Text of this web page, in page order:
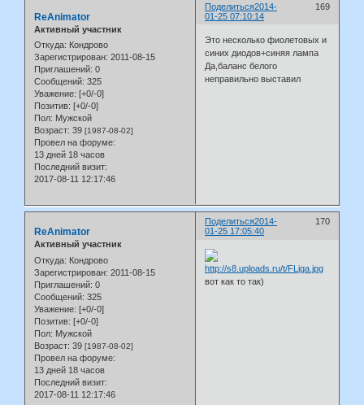
Поделиться 169
2014-
01-25 07:10:14
ReAnimator
Активный участник
Откуда: Кондрово
Зарегистрирован: 2011-08-15
Приглашений: 0
Сообщений: 325
Уважение: [+0/-0]
Позитив: [+0/-0]
Пол: Мужской
Возраст: 39 [1987-08-02]
Провел на форуме:
13 дней 18 часов
Последний визит:
2017-08-11 12:17:46
Это несколько фиолетовых и
синих диодов+синяя лампа
Да,баланс белого
неправильно выставил
Поделиться 170
2014-
01-25 17:05:40
ReAnimator
Активный участник
Откуда: Кондрово
Зарегистрирован: 2011-08-15
Приглашений: 0
Сообщений: 325
Уважение: [+0/-0]
Позитив: [+0/-0]
Пол: Мужской
Возраст: 39 [1987-08-02]
Провел на форуме:
13 дней 18 часов
Последний визит:
2017-08-11 12:17:46
вот как то так)